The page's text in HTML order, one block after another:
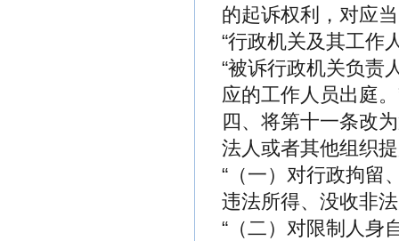
的起诉权利，对应
“行政机关及其工作
“被诉行政机关负责
应的工作人员出庭。
四、将第十一条改
法人或者其他组织
“（一）对行政拘留
违法所得、没收非
“（二）对限制人身